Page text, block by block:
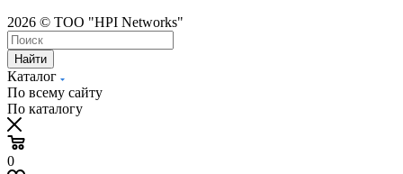
2026 © ТОО "HPI Networks"
Найти
Каталог
По всему сайту
По каталогу
0